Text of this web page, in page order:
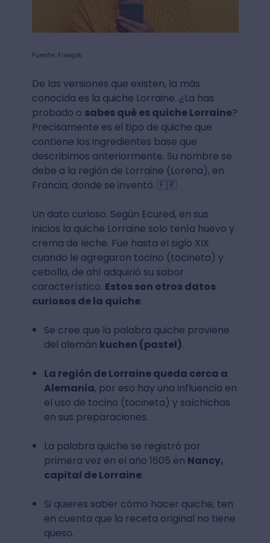
Fuente: Freepik
De las versiones que existen, la más
conocida es la quiche Lorraine. ¿La has
probado o sabes qué es quiche Lorraine?
Precisamente es el tipo de quiche que
contiene los ingredientes base que
describimos anteriormente. Su nombre se
debe a la región de Lorraine (Lorena), en
Francia, donde se inventó. 🇫🇷
Un dato curioso. Según Ecured, en sus
inicios la quiche Lorraine solo tenía huevo y
crema de leche. Fue hasta el siglo XIX
cuando le agregaron tocino (tocineta) y
cebolla, de ahí adquirió su sabor
característico. Estos son otros datos
curiosos de la quiche:
Se cree que la palabra quiche proviene
del alemán kuchen (pastel).
La región de Lorraine queda cerca a
Alemania, por eso hay una influencia en
el uso de tocino (tocineta) y salchichas
en sus preparaciones.
La palabra quiche se registró por
primera vez en el año 1605 en Nancy,
capital de Lorraine.
Si quieres saber cómo hacer quiche, ten
en cuenta que la receta original no tiene
queso.